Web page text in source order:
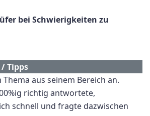
bei Schwierigkeiten zu
Tipps
aus seinem Bereich an.
richtig antwortete,
schnell und fragte dazwischen